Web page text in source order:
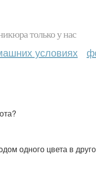
только у нас
условиях
одного цвета в